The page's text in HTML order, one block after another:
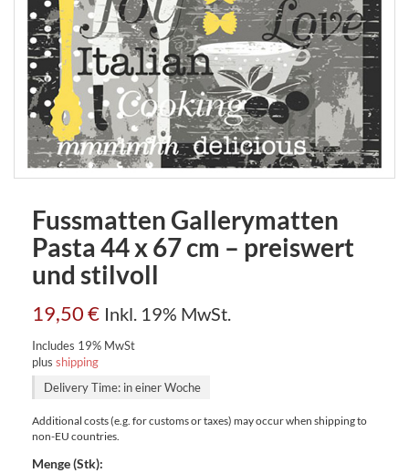
Fussmatten Gallerymatten
Pasta 44 x 67 cm – preiswert
und stilvoll
19,50€ Inkl. 19% MwSt.
Includes 19% MwSt
plus shipping
Delivery Time: in einer Woche
Additional costs (e.g. for customs or taxes) may occur when shipping to
non-EU countries.
Menge (Stk):